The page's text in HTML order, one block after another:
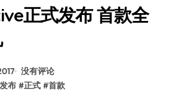
正式发布 首款全
没有评论
发布 #正式 #首款